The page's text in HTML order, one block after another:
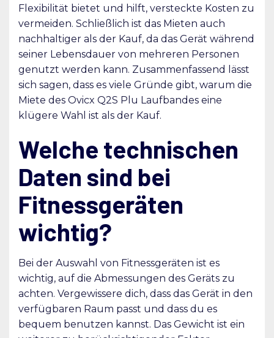
Flexibilität bietet und hilft, versteckte Kosten zu
vermeiden. Schließlich ist das Mieten auch
nachhaltiger als der Kauf, da das Gerät während
seiner Lebensdauer von mehreren Personen
genutzt werden kann. Zusammenfassend lässt
sich sagen, dass es viele Gründe gibt, warum die
Miete des Ovicx Q2S Plu Laufbandes eine
klügere Wahl ist als der Kauf.
Welche technischen
Daten sind bei
Fitnessgeräten
wichtig?
Bei der Auswahl von Fitnessgeräten ist es
wichtig, auf die Abmessungen des Geräts zu
achten. Vergewissere dich, dass das Gerät in den
verfügbaren Raum passt und dass du es
bequem benutzen kannst. Das Gewicht ist ein